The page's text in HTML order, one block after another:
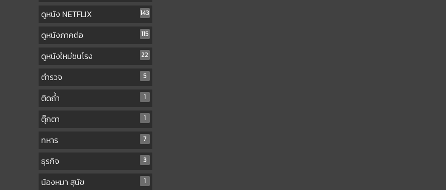
ดูหนัง NETFLIX 143
ดูหนังภาคต่อ 115
ดูหนังใหม่ชนโรง 22
ตำรวจ 5
ติดถ้ำ 1
ตุ๊กตา 1
ทหาร 7
ธุรกิจ 3
น้องหมา สุนัข 1